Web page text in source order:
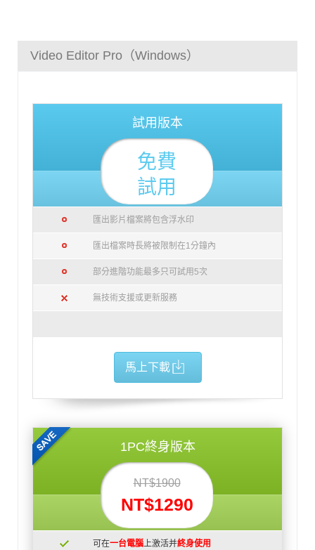
Video Editor Pro（Windows）
試用版本
免費
試用
匯出影片檔案將包含浮水印
匯出檔案時長將被限制在1分鐘內
部分進階功能最多只可試用5次
無技術支援或更新服務
馬上下載
1PC終身版本
NT$1900
NT$1290
可在一台電腦上激活并終身使用